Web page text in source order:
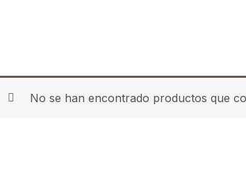
No se han encontrado productos que